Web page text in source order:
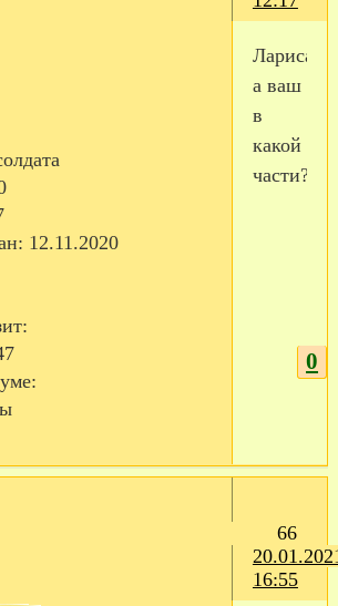
: 12.11.2020
Лариса
а ваш
в
какой
части?
0
66
16:55